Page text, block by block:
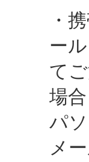
・
ー
て
場合
パ
メ